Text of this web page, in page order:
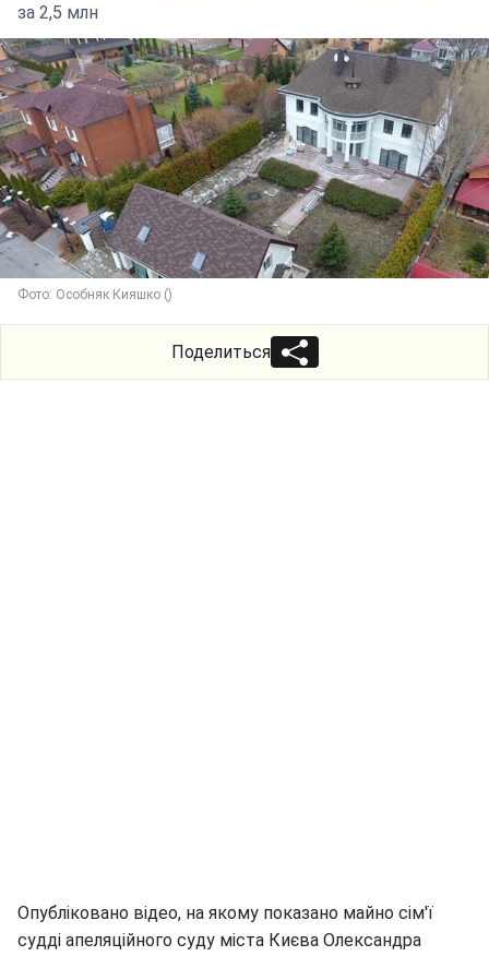
за 2,5 млн
Фото: Особняк Кияшко ()
Поделиться
Опубліковано відео, на якому показано майно сім'ї
судді апеляційного суду міста Києва Олександра